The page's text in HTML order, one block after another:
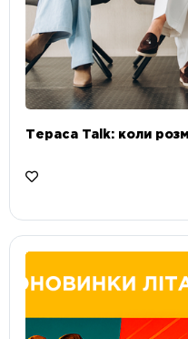
Тераса Talk: коли